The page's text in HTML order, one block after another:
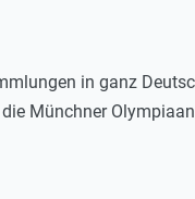
in ganz
Münchner